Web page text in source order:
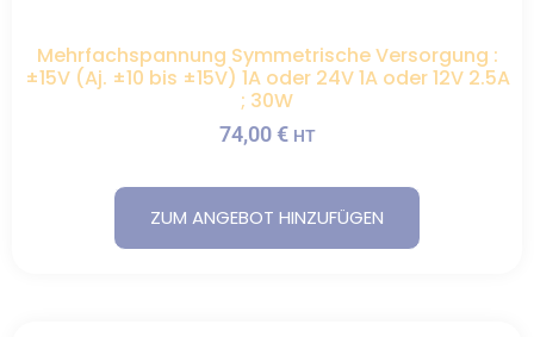
Mehrfachspannung Symmetrische Versorgung :
±15V (Aj. ±10 bis ±15V) 1A oder 24V 1A oder 12V 2.5A
; 30W
74,00 € HT
ZUM ANGEBOT HINZUFÜGEN